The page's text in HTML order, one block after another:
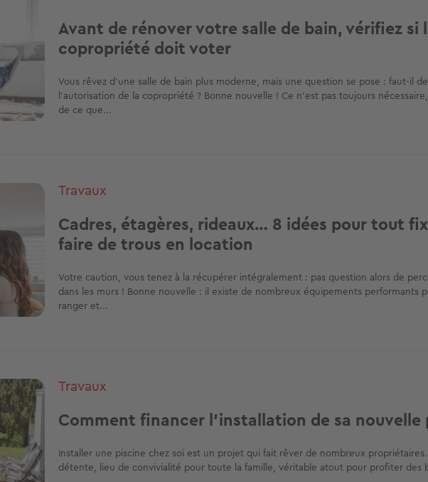
Avant de rénover votre salle de bain, vérifiez si
copropriété doit voter
Vous rêvez d'une salle de bain plus moderne, mais une question se pose : faut-il
l'autorisation de la copropriété ? Bonne nouvelle ! Ce n'est pas toujours
de ce que...
Travaux
Cadres, étagères, rideaux… 8 idées pour tout
faire de trous en location
Votre caution, vous tenez à la récupérer intégralement : pas question alors de
dans les murs ! Bonne nouvelle : il existe de nombreux équipements performants
ranger et...
Travaux
Comment financer l'installation de sa nouvelle
Installer une piscine chez soi est un projet qui fait rêver de nombreux
détente, lieu de convivialité pour toute la famille, véritable atout pour profiter des